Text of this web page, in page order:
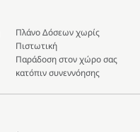
Πλάνο Δόσεων χωρίς
Πιστωτική
Παράδοση στον χώρο σας
κατόπιν συνεννόησης